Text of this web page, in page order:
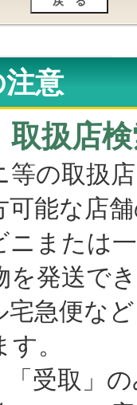
意
取扱店
の取扱
可能な店
たは一
を発送で
便など
。
取」の